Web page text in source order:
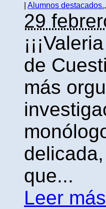
Alumnos destacados.,
29
de
más
que...
Leer más